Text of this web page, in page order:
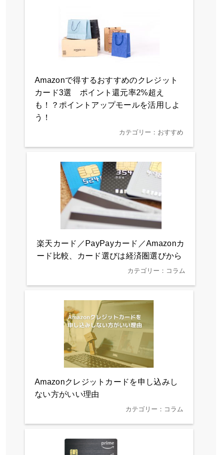
Amazonで得するおすすめのクレジット
カード3選 ポイント還元率2%超え
も！？ポイントアップモールを活用しよ
う！
カテゴリー：おすすめ
楽天カード／PayPayカード／Amazonカ
ード比較、カード選びは経済圏選びから
カテゴリー：コラム
Amazonクレジットカードを申し込みし
ない方がいい理由
カテゴリー：コラム